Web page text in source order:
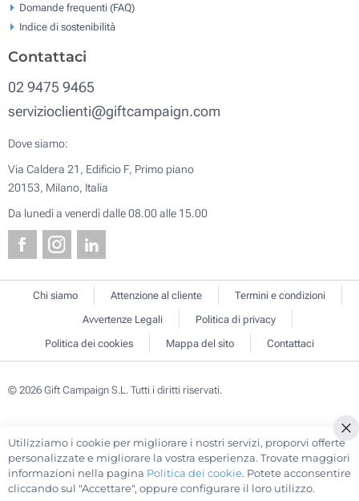
Domande frequenti (FAQ)
Indice di sostenibilità
Contattaci
02 9475 9465
servizioclienti@giftcampaign.com
Dove siamo:
Via Caldera 21, Edificio F, Primo piano
20153, Milano, Italia
Da lunedì a venerdì dalle 08.00 alle 15.00
Chi siamo Attenzione al cliente
Termini e condizioni
Avvertenze Legali
Politica di privacy
Politica dei cookies
Mappa del sito Contattaci
© 2026 Gift Campaign S.L. Tutti i diritti riservati.
Utilizziamo i cookie per migliorare i nostri servizi, proporvi offerte
personalizzate e migliorare la vostra esperienza. Trovate maggiori
informazioni nella pagina Politica dei cookie. Potete acconsentire
cliccando sul "Accettare", oppure configurare il loro utilizzo.